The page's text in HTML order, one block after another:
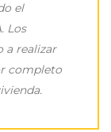
el
Los
a realizar
completo